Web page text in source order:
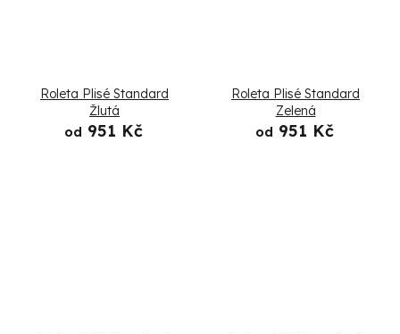
Roleta Plisé Standard
Žlutá
od 951 Kč
Roleta Plisé Standard
Zelená
od 951 Kč